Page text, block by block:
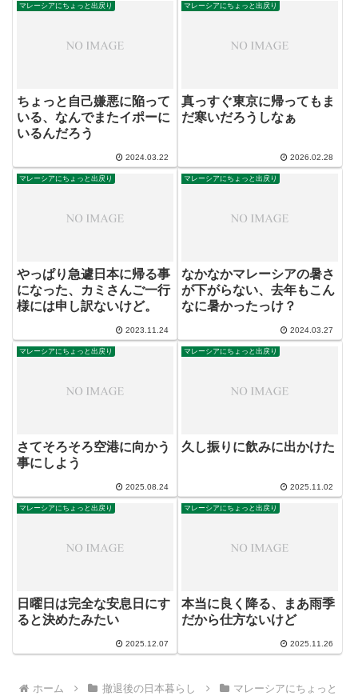
マレーシアにちょっと出戻り
ちょっと自己嫌悪に陥って
いる、なんでまたイポーに
いるんだろう
2024.03.22
マレーシアにちょっと出戻り
真っすぐ東京に帰ってもま
だ寒いだろうしなぁ
2026.02.28
マレーシアにちょっと出戻り
やっぱり急遽日本に帰る事
になった、カミさんご一行
様には申し訳ないけど。
2023.11.24
マレーシアにちょっと出戻り
なかなかマレーシアの暑さ
が下がらない、去年もこん
なに暑かったっけ？
2024.03.27
マレーシアにちょっと出戻り
さてそろそろ空港に向かう
事にしよう
2025.08.24
マレーシアにちょっと出戻り
久し振りに飲みに出かけた
2025.11.02
マレーシアにちょっと出戻り
日曜日は完全な安息日にす
ると決めたみたい
2025.12.07
マレーシアにちょっと出戻り
本当に良く降る、まあ雨季
だから仕方ないけど
2025.11.26
ホーム 撤退後の日本暮らし マレーシアにちょっと